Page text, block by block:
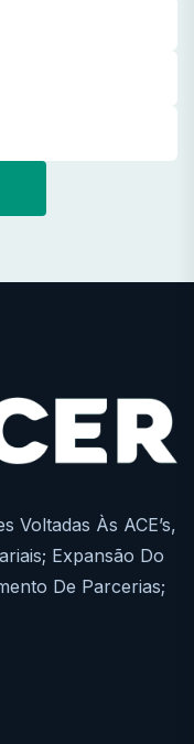
Voltadas Às ACE’s,
Expansão Do
De Parcerias;